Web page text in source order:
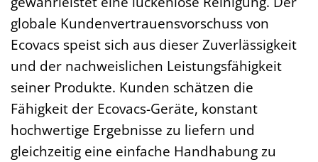
globale Kundenvertrauensvorschuss von
Ecovacs speist sich aus dieser Zuverlässigkeit
und der nachweislichen Leistungsfähigkeit
seiner Produkte. Kunden schätzen die
Fähigkeit der Ecovacs-Geräte, konstant
hochwertige Ergebnisse zu liefern und
gleichzeitig eine einfache Handhabung zu